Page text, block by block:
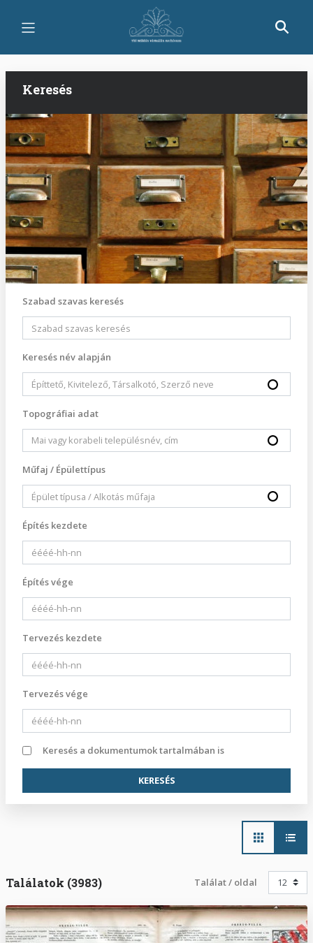
tartalomra
Keresés
Szabad szavas keresés
Keresés név alapján
Topográfiai adat
Műfaj / Épülettípus
Építés kezdete
Építés vége
Tervezés kezdete
Tervezés vége
Keresés a dokumentumok tartalmában is
Main
navigation
Találatok (3983) Találat / oldal